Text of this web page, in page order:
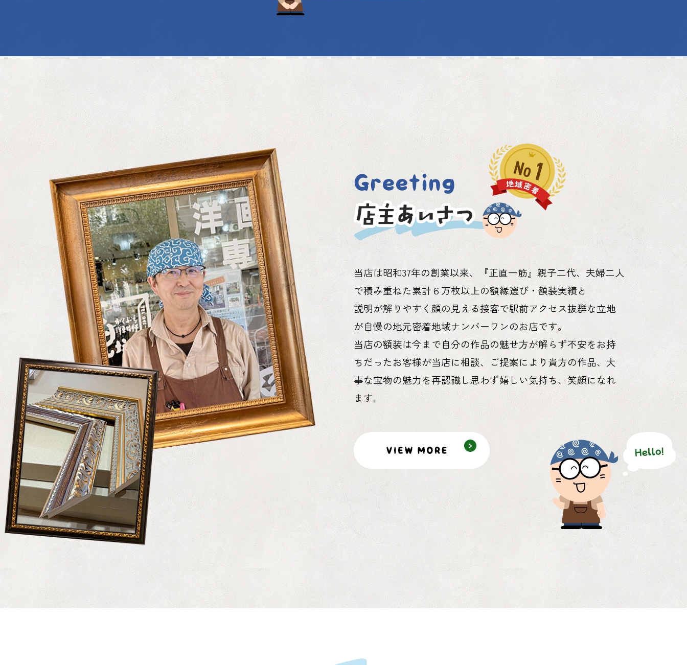
当店は昭和37年の創業以来、『正直一筋』親子二代、夫婦二人
で積み重ねた累計６万枚以上の額縁選び・額装実績と
説明が解りやすく顔の見える接客で駅前アクセス抜群な立地
が自慢の地元密着地域ナンバーワンのお店です。
当店の額装は今まで自分の作品の魅せ方が解らず不安をお持
ちだったお客様が当店に相談、ご提案により貴方の作品、大
事な宝物の魅力を再認識し思わず嬉しい気持ち、笑顔になれ
ます。